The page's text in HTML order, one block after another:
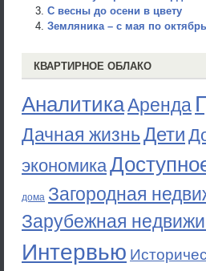
С весны до осени в цвету
Земляника – с мая по октябрь
КВАРТИРНОЕ ОБЛАКО
АналитикаАренда
Дачная жизньДети
экономика
дома Загородная
Зарубежная
Интервью